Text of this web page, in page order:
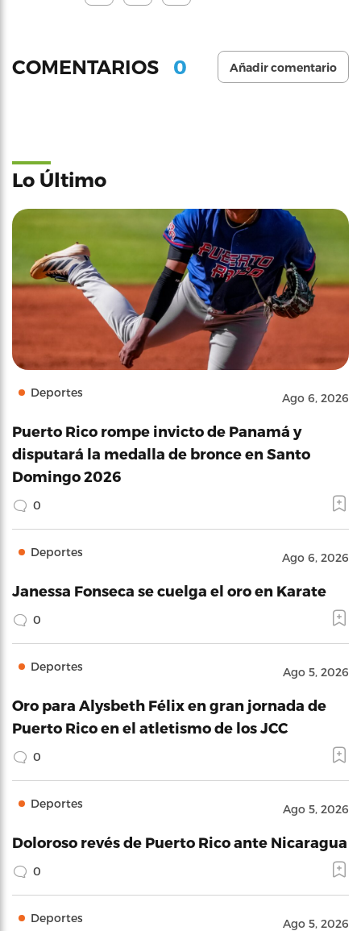
COMENTARIOS 0 Añadir comentario
Lo Último
Deportes Ago 6, 2026
Puerto Rico rompe invicto de Panamá y
disputará la medalla de bronce en Santo
Domingo 2026
0
Deportes Ago 6, 2026
Janessa Fonseca se cuelga el oro en Karate
0
Deportes Ago 5, 2026
Oro para Alysbeth Félix en gran jornada de
Puerto Rico en el atletismo de los JCC
0
Deportes Ago 5, 2026
Doloroso revés de Puerto Rico ante Nicaragua
0
Deportes Ago 5, 2026